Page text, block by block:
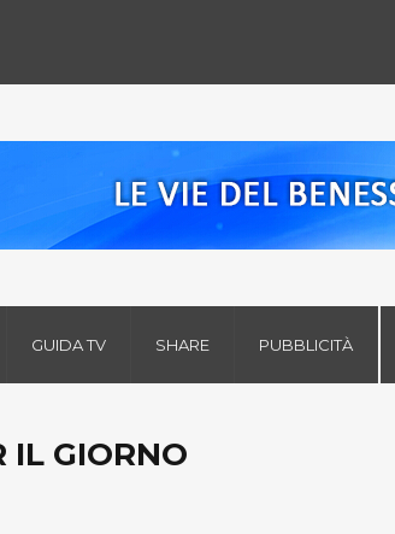
GUIDA TV SHARE PUBBLICITÀ
IL GIORNO